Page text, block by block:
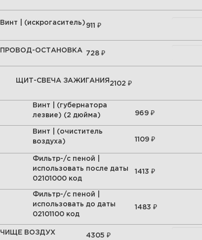
Винт | (искрогаситель) 911 ₽
ПРОВОД-ОСТАНОВКА 728 ₽
ЩИТ-СВЕЧА ЗАЖИГАНИЯ 2102 ₽
Винт | (губернатора
лезвие) (2 дюйма)
969 ₽
Винт | (очиститель
воздуха)
1109 ₽
Фильтр-/с пеной |
использовать после даты
02101000 код
1413 ₽
Фильтр-/с пеной |
использовать до даты
02101100 код
1483 ₽
ЧИЩЕ ВОЗДУХ 4305 ₽